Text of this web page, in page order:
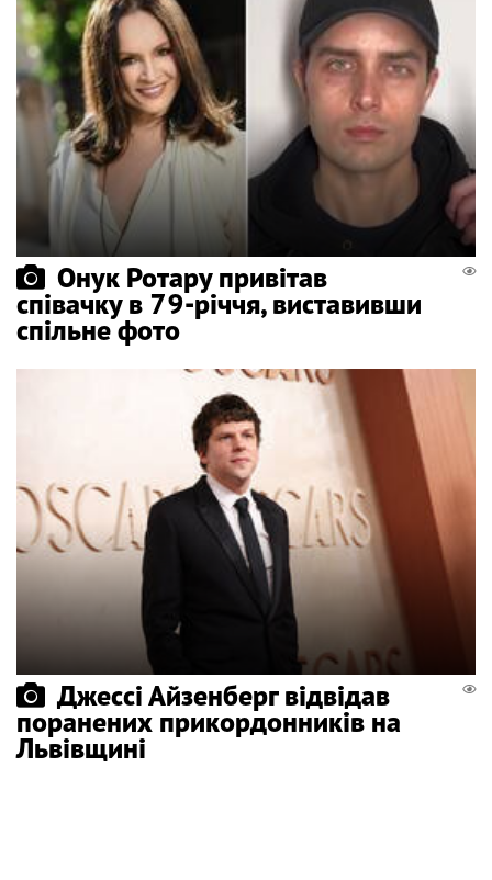
Онук Ротару привітав
співачку в 79-річчя, виставивши
спільне фото
Джессі Айзенберг відвідав
поранених прикордонників на
Львівщині